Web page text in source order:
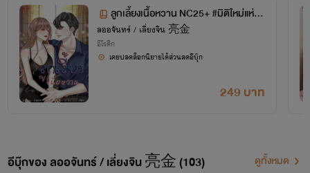
ลูกเลี้ยงเนื้อหวาน NC25+ #มิติใหม่แห่งก
ารเสียตัว
ลออจันทร์ / เลี่ยงจิน 亮金
อีโรติก
249 บาท
เคยปลดล็อกนิยายได้ส่วนลดอีบุ๊ก
อีบุ๊กของ ลออจันทร์ / เลี่ยงจิน 亮金 (103) ดูทั้งหมด